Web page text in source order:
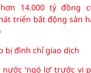
14.000 tỷ đồng
triển bất động sản
bị đình chỉ giao dịch
‘ngó lơ’ trước vi